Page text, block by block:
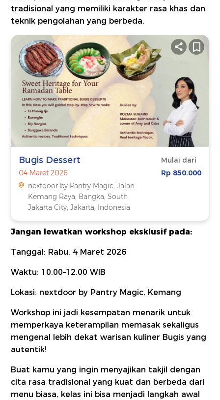
tradisional yang memiliki karakter rasa khas dan
teknik pengolahan yang berbeda.
Bugis Dessert
04 Maret 2026
nextdoor by Pantry Magic, Jalan
Kemang Raya, Bangka, South
Jakarta City, Jakarta, Indonesia
Mulai dari
Rp 850.000
Jangan lewatkan workshop eksklusif pada:
Tanggal: Rabu, 4 Maret 2026
Waktu: 10.00–12.00 WIB
Lokasi: nextdoor by Pantry Magic, Kemang
Workshop ini jadi kesempatan menarik untuk
memperkaya keterampilan memasak sekaligus
mengenal lebih dekat warisan kuliner Bugis yang
autentik!
Buat kamu yang ingin menyajikan takjil dengan
cita rasa tradisional yang kuat dan berbeda dari
menu biasa, kelas ini bisa menjadi langkah awal